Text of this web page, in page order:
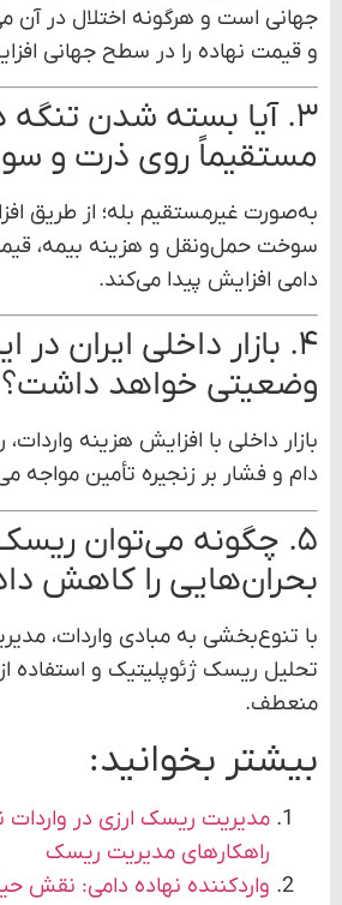
جهانی است و هرگونه اختلال در آن
و قیمت نهاده را در سطح جهانی
۳. آیا بسته شدن تنگه
مستقیماً روی ذرت و
به‌صورت غیرمستقیم بله؛ از طریق
سوخت حمل‌ونقل و هزینه بیمه،
دامی افزایش پیدا می‌کند.
۴. بازار داخلی ایران
وضعیتی خواهد داشت؟
بازار داخلی با افزایش هزینه
دام و فشار بر زنجیره تأمین مواجه
۵. چگونه می‌توان
بحران‌هایی را کاهش
با تنوع‌بخشی به مبادی واردات،
تحلیل ریسک ژئوپلیتیک و استفاده از
منعطف.
بیشتر بخوانید:
مدیریت ریسک ارزی در واردات
راهکارهای مدیریت ریسک
واردکننده نهاده دامی: نقش